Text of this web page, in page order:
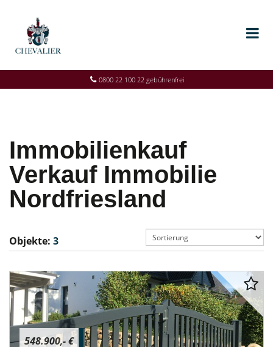
0800 22 100 22 gebührenfrei
Immobilienkauf
Verkauf Immobilie
Nordfriesland
Objekte: 3
548.900,- €